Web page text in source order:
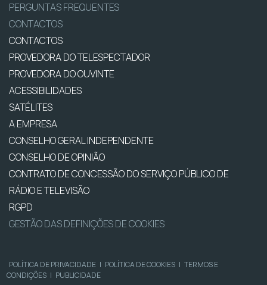
PERGUNTAS FREQUENTES
CONTACTOS
CONTACTOS
PROVEDORA DO TELESPECTADOR
PROVEDORA DO OUVINTE
ACESSIBILIDADES
SATÉLITES
A EMPRESA
CONSELHO GERAL INDEPENDENTE
CONSELHO DE OPINIÃO
CONTRATO DE CONCESSÃO DO SERVIÇO PÚBLICO DE
RÁDIO E TELEVISÃO
RGPD
GESTÃO DAS DEFINIÇÕES DE COOKIES
POLÍTICA DE PRIVACIDADE | POLÍTICA DE COOKIES | TERMOS E
CONDIÇÕES | PUBLICIDADE